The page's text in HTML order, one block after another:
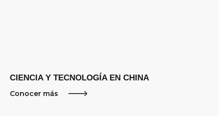
CIENCIA Y TECNOLOGÍA EN CHINA
Conocer más